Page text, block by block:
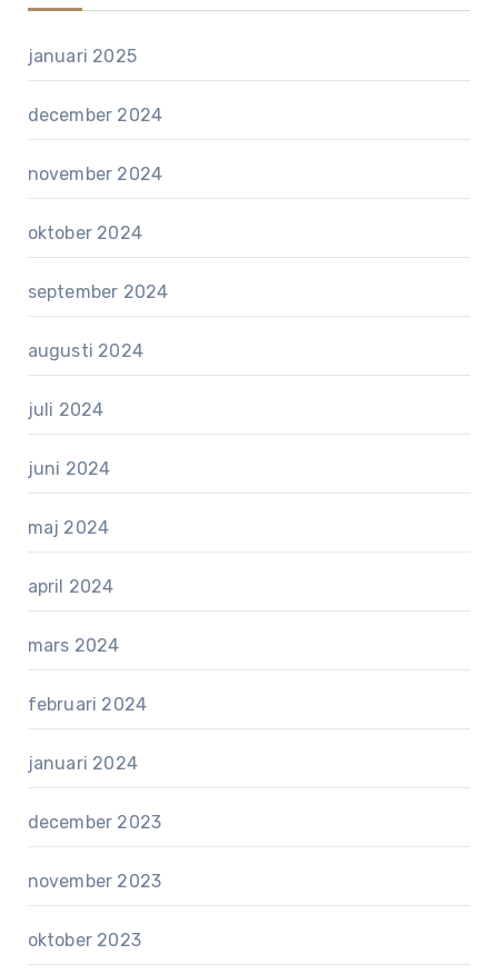
januari 2025
december 2024
november 2024
oktober 2024
september 2024
augusti 2024
juli 2024
juni 2024
maj 2024
april 2024
mars 2024
februari 2024
januari 2024
december 2023
november 2023
oktober 2023